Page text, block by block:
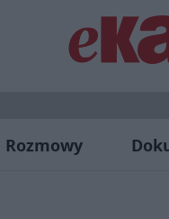
Rozmowy